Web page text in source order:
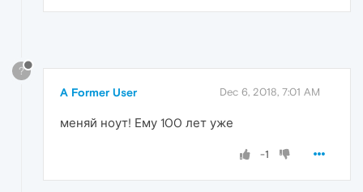
?
A Former User Dec 6, 2018, 7:01 AM
меняй ноут! Ему 100 лет уже
-1